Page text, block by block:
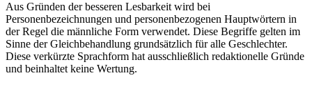
Aus Gründen der besseren Lesbarkeit wird bei
Personenbezeichnungen und personenbezogenen Hauptwörtern in
der Regel die männliche Form verwendet. Diese Begriffe gelten im
Sinne der Gleichbehandlung grundsätzlich für alle Geschlechter.
Diese verkürzte Sprachform hat ausschließlich redaktionelle Gründe
und beinhaltet keine Wertung.